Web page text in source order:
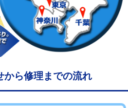
鋼管・銅
超え)
+8,800円
戻し作業） 11,000円~
55,000円
66,000円
㎝まで） 27,500円
から修理までの流れ